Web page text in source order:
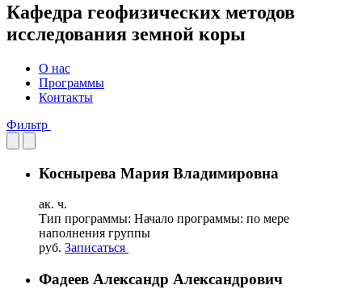
Кафедра геофизических методов
исследования земной коры
О нас
Программы
Контакты
Фильтр
Коснырева Мария Владимировна
ак. ч.
Тип программы: Начало программы: по мере
наполнения группы
руб. Записаться
Фадеев Александр Александрович